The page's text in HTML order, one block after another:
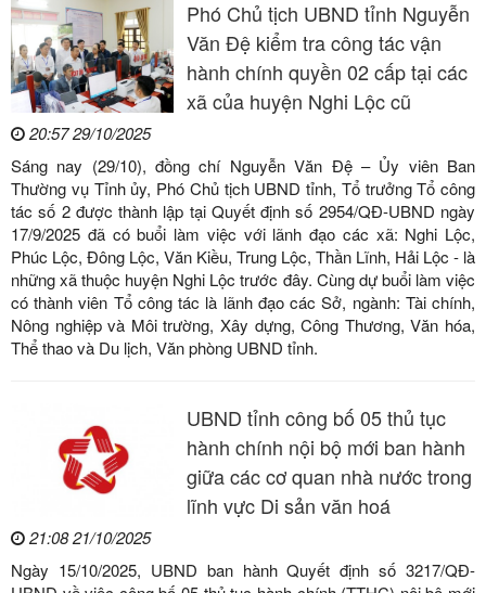
Phó Chủ tịch UBND tỉnh Nguyễn
Văn Đệ kiểm tra công tác vận
hành chính quyền 02 cấp tại các
xã của huyện Nghi Lộc cũ
20:57 29/10/2025
Sáng nay (29/10), đồng chí Nguyễn Văn Đệ – Ủy viên Ban
Thường vụ Tỉnh ủy, Phó Chủ tịch UBND tỉnh, Tổ trưởng Tổ công
tác số 2 được thành lập tại Quyết định số 2954/QĐ-UBND ngày
17/9/2025 đã có buổi làm việc với lãnh đạo các xã: Nghi Lộc,
Phúc Lộc, Đông Lộc, Văn Kiều, Trung Lộc, Thần Lĩnh, Hải Lộc - là
những xã thuộc huyện Nghi Lộc trước đây. Cùng dự buổi làm việc
có thành viên Tổ công tác là lãnh đạo các Sở, ngành: Tài chính,
Nông nghiệp và Môi trường, Xây dựng, Công Thương, Văn hóa,
Thể thao và Du lịch, Văn phòng UBND tỉnh.
UBND tỉnh công bố 05 thủ tục
hành chính nội bộ mới ban hành
giữa các cơ quan nhà nước trong
lĩnh vực Di sản văn hoá
21:08 21/10/2025
Ngày 15/10/2025, UBND ban hành Quyết định số 3217/QĐ-